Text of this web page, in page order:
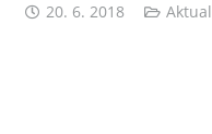
20. 6. 2018